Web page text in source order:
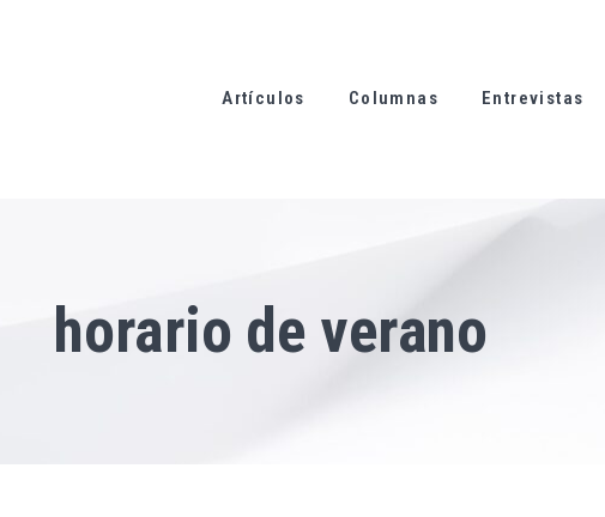
Artículos Columnas Entrevistas
horario de verano